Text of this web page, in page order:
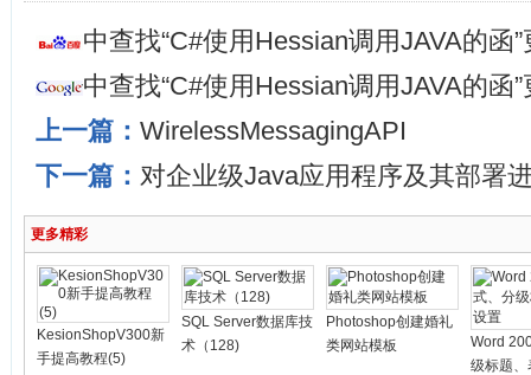
中查找“C#使用Hessian调用JAVA的函
中查找“C#使用Hessian调用JAVA的函
上一篇： WirelessMessagingAPI
下一篇： 对企业级Java应用程序及其部署
更多精彩
KesionShopV300新
手提高教程(5)
SQL Server数据库技
术（128)
Photoshop创建婚礼
类网站模板
Word
级标题、